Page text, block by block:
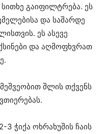
სითხე გაიფილტრება. ეს
და საშარდე
ეს ასევე
და აღმოფხვრათ
შლის თქვენს
ჭიქა ოხრახუშის ჩაის